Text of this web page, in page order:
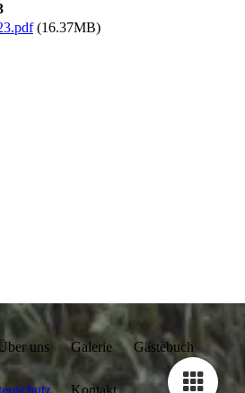
(16.37MB)
uns Galerie Gästebuch